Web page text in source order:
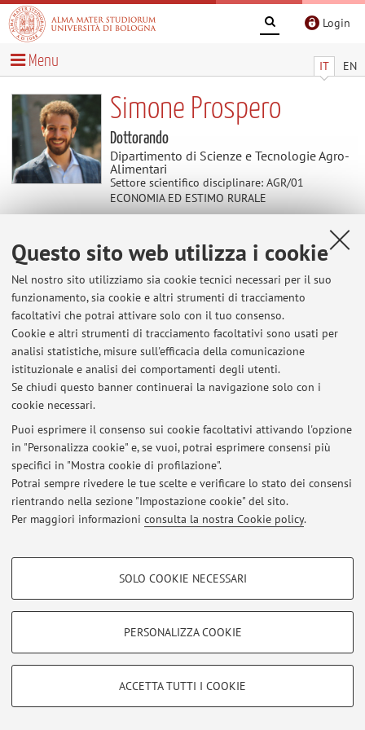
Questo sito web utilizza i cookie
Nel nostro sito utilizziamo sia cookie tecnici necessari per il suo
funzionamento, sia cookie e altri strumenti di tracciamento
facoltativi che potrai attivare solo con il tuo consenso.
Cookie e altri strumenti di tracciamento facoltativi sono usati per
analisi statistiche, misure sull'efficacia della comunicazione
istituzionale e analisi dei comportamenti degli utenti.
Se chiudi questo banner continuerai la navigazione solo con i
cookie necessari.
Puoi esprimere il consenso sui cookie facoltativi attivando l'opzione
in "Personalizza cookie" e, se vuoi, potrai esprimere consensi più
specifici in "Mostra cookie di profilazione".
Potrai sempre rivedere le tue scelte e verificare lo stato dei consensi
rientrando nella sezione "Impostazione cookie" del sito.
Per maggiori informazioni consulta la nostra Cookie policy.
COOKIE DI PROFILAZIONE - FACOLTATIVI
COOKIE TECNICI - NECESSARI
Si tratta di cookie tecnici utilizzati, a titolo esemplificativo, per il corretto
SOLO COOKIE NECESSARI
PERSONALIZZA COOKIE
ACCETTA TUTTI I COOKIE
Login
IT EN
Menu
Simone Prospero
Dottorando
Dipartimento di Scienze e Tecnologie Agro-
Alimentari
Settore scientifico disciplinare: AGR/01
ECONOMIA ED ESTIMO RURALE
Contenuti utili
Al momento non sono presenti contenuti.
Ultimi avvisi
Al momento non sono presenti avvisi.
Area riservata
Accedi tramite login per gestire tutti i contenuti del sito.
© 2026 - ALMA MATER STUDIORUM - Università di Bologna - Via
Zamboni, 33 - 40126 Bologna - Partita IVA: 01131710376
Privacy|Note legali|Impostazioni Cookie